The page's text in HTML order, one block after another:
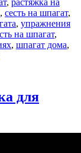
, растяжка на
, сесть на шпагат,
, упражнения
на шпагат,
, шпагат дома,
для